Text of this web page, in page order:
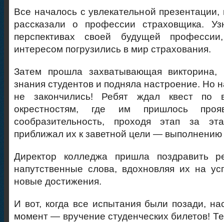
Все началось с увлекательной презентации,
рассказали о профессии страховщика.
перспективах своей будущей
интересом погрузились в мир страхования.
Затем прошла захватывающая викторина,
знания студентов и подняла настроение. Но
не закончились! Ребят ждал квест по
окрестностям, где им пришлось
сообразительность, проходя этап за
приближал их к заветной цели — выполнению
Директор колледжа пришла поздравить
напутственные слова, вдохновляя их на
новые достижения.
И вот, когда все испытания были позади,
момент — вручение студенческих билетов!